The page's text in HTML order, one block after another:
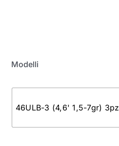
Modelli
46ULB-3 (4,6' 1,5-7gr) 3pz